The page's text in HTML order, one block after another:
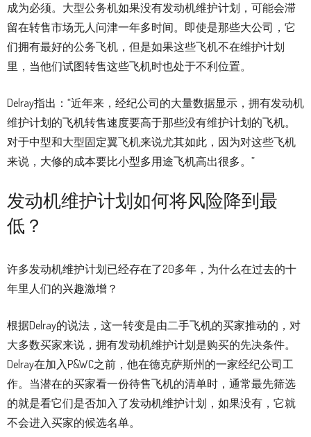
成为必须。大型公务机如果没有发动机维护计划，可能会滞
留在转售市场无人问津一年多时间。即使是那些大公司，它
们拥有最好的公务飞机，但是如果这些飞机不在维护计划
里，当他们试图转售这些飞机时也处于不利位置。
Delray指出：“近年来，经纪公司的大量数据显示，拥有发动机
维护计划的飞机转售速度要高于那些没有维护计划的飞机。
对于中型和大型固定翼飞机来说尤其如此，因为对这些飞机
来说，大修的成本要比小型多用途飞机高出很多。”
发动机维护计划如何将风险降到最
低？
许多发动机维护计划已经存在了20多年，为什么在过去的十
年里人们的兴趣激增？
根据Delray的说法，这一转变是由二手飞机的买家推动的，对
大多数买家来说，拥有发动机维护计划是购买的先决条件。
Delray在加入P&WC之前，他在德克萨斯州的一家经纪公司工
作。当潜在的买家看一份待售飞机的清单时，通常最先筛选
的就是看它们是否加入了发动机维护计划，如果没有，它就
不会进入买家的候选名单。